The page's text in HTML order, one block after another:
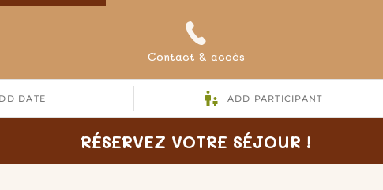
Contact & accès
RÉSERVEZ VOTRE SÉJOUR !